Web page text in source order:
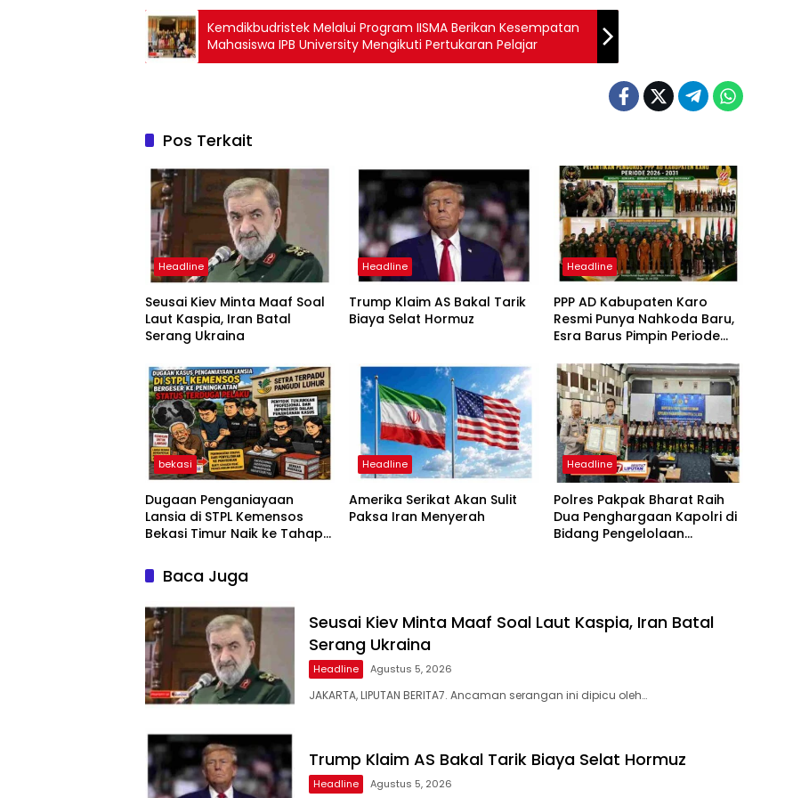
Kemdikbudristek Melalui Program IISMA Berikan Kesempatan
Mahasiswa IPB University Mengikuti Pertukaran Pelajar
Pos Terkait
Headline
Seusai Kiev Minta Maaf Soal
Laut Kaspia, Iran Batal
Serang Ukraina
Headline
Trump Klaim AS Bakal Tarik
Biaya Selat Hormuz
Headline
PPP AD Kabupaten Karo
Resmi Punya Nahkoda Baru,
Esra Barus Pimpin Periode
bekasi
Dugaan Penganiayaan
Lansia di STPL Kemensos
Bekasi Timur Naik ke Tahap
Minta Proses Transparan
dan Bebas Intervensi
Headline
Amerika Serikat Akan Sulit
Paksa Iran Menyerah
Headline
Polres Pakpak Bharat Raih
Dua Penghargaan Kapolri di
Bidang Pengelolaan
Baca Juga
Seusai Kiev Minta Maaf Soal Laut Kaspia, Iran Batal
Serang Ukraina
Headline Agustus 5, 2026
JAKARTA, LIPUTAN BERITA7. Ancaman serangan ini dipicu oleh…
Trump Klaim AS Bakal Tarik Biaya Selat Hormuz
Headline Agustus 5, 2026